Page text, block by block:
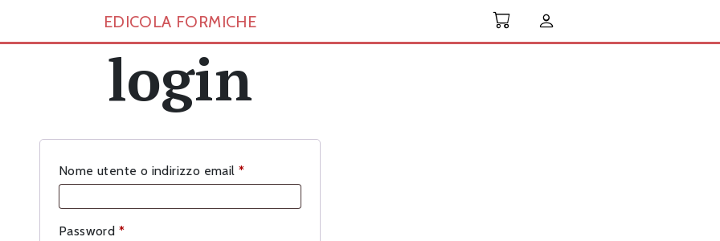
EDICOLA FORMICHE
login
Nome utente o indirizzo email *Richiesto
Password *Richiesto